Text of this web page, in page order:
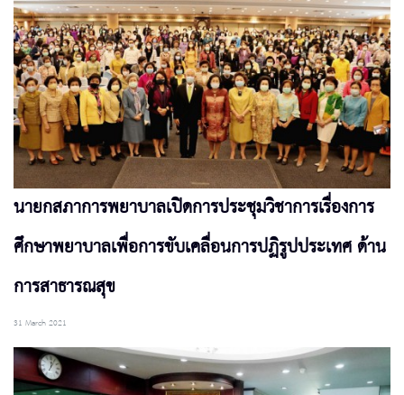
นายกสภาการพยาบาลเปิดการประชุมวิชาการเรื่องการ
ศึกษาพยาบาลเพื่อการขับเคลื่อนการปฏิรูปประเทศ ด้าน
การสาธารณสุข
31 March 2021